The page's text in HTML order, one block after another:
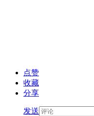
点赞
收藏
分享
发送